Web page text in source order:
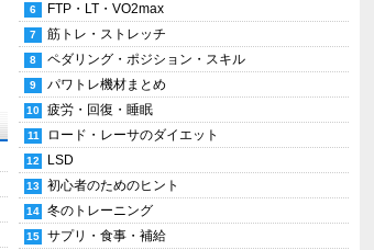
FTP・LT・VO2max
筋トレ・ストレッチ
ペダリング・ポジション・スキル
パワトレ機材まとめ
疲労・回復・睡眠
ロード・レーサのダイエット
LSD
初心者のためのヒント
冬のトレーニング
サプリ・食事・補給